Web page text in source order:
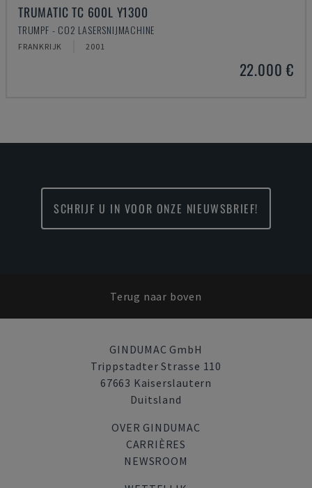
TRUMATIC TC 600L Y1300
TRUMPF - CO2 LASERSNIJMACHINE
FRANKRIJK 2001
22.000 €
SCHRIJF U IN VOOR ONZE NIEUWSBRIEF!
Terug naar boven
GINDUMAC GmbH
Trippstadter Strasse 110
67663 Kaiserslautern
Duitsland
OVER GINDUMAC
CARRIÈRES
NEWSROOM